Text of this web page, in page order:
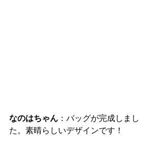
なのはちゃん ：バッグが完成しまし
た。素晴らしいデザインです！